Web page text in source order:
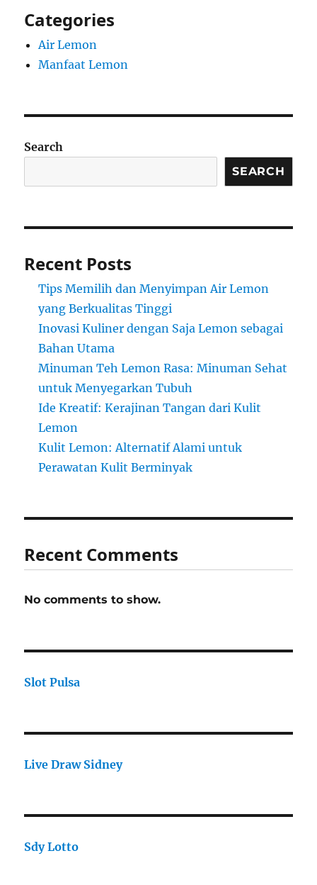
Categories
Air Lemon
Manfaat Lemon
Search
SEARCH
Recent Posts
Tips Memilih dan Menyimpan Air Lemon
yang Berkualitas Tinggi
Inovasi Kuliner dengan Saja Lemon sebagai
Bahan Utama
Minuman Teh Lemon Rasa: Minuman Sehat
untuk Menyegarkan Tubuh
Ide Kreatif: Kerajinan Tangan dari Kulit
Lemon
Kulit Lemon: Alternatif Alami untuk
Perawatan Kulit Berminyak
Recent Comments
No comments to show.
Slot Pulsa
Live Draw Sidney
Sdy Lotto